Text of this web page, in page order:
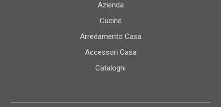
Azienda
Cucine
Arredamento Casa
Accessori Casa
Cataloghi